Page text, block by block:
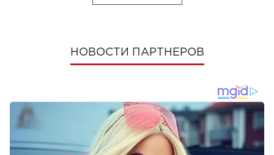
НОВОСТИ ПАРТНЕРОВ